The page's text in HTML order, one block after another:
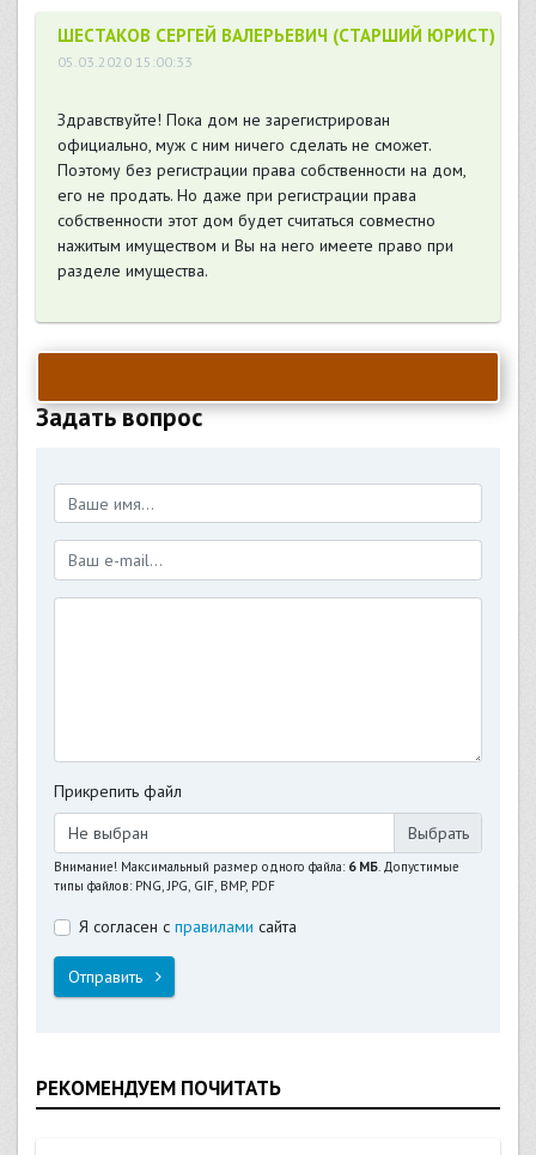
ШЕСТАКОВ СЕРГЕЙ ВАЛЕРЬЕВИЧ (СТАРШИЙ ЮРИСТ)
05.03.2020 15:00:33
Здравствуйте! Пока дом не зарегистрирован
официально, муж с ним ничего сделать не сможет.
Поэтому без регистрации права собственности на дом,
его не продать. Но даже при регистрации права
собственности этот дом будет считаться совместно
нажитым имуществом и Вы на него имеете право при
разделе имущества.
Задать вопрос
Прикрепить файл
Не выбран
Внимание! Максимальный размер одного файла: 6 МБ. Допустимые
типы файлов: PNG, JPG, GIF, BMP, PDF
Я согласен с правилами сайта
Отправить
РЕКОМЕНДУЕМ ПОЧИТАТЬ